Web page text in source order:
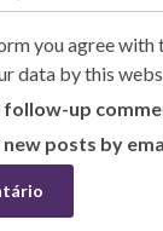
you agree with
data by this
up
posts by